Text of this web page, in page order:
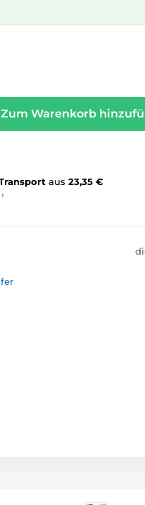
Zum Warenkorb
aus 23,35 €